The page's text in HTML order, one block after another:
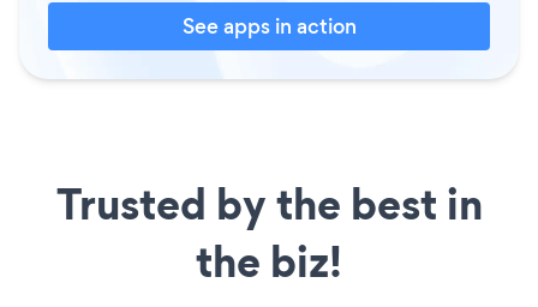
See apps in action
Trusted by the best in
the biz!